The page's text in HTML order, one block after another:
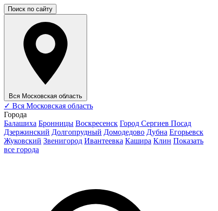
Поиск по сайту
Вся Московская область
✓ Вся Московская область
Города
Балашиха Бронницы Воскресенск Город Сергиев Посад
Дзержинский Долгопрудный Домодедово Дубна Егорьевск
Жуковский Звенигород Ивантеевка Кашира Клин Показать
все города